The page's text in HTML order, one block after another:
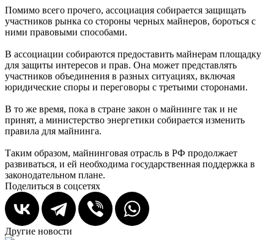
Помимо всего прочего, ассоциация собирается защищать
участников рынка со стороны черных майнеров, бороться с
ними правовыми способами.
В ассоциации собираются предоставить майнерам площадку
для защиты интересов и прав. Она может представлять
участников объединения в разных ситуациях, включая
юридические споры и переговоры с третьими сторонами.
В то же время, пока в стране закон о майнинге так и не
принят, а министерство энергетики собирается изменить
правила для майнинга.
Таким образом, майнинговая отрасль в РФ продолжает
развиваться, и ей необходима государственная поддержка в
законодательном плане.
Поделиться в соцсетях
Другие новости